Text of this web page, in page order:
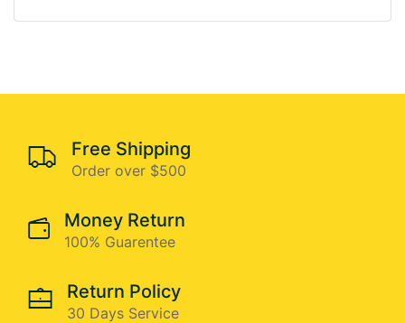
Free Shipping
Order over $500
Money Return
100% Guarentee
Return Policy
30 Days Service